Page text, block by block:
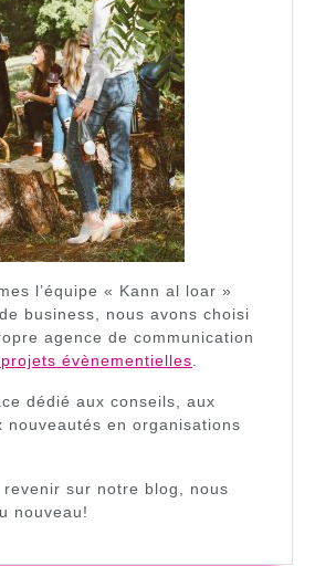
l’équipe « Kann al loar »
business, nous avons choisi
agence de communication
évènementielles
dédié aux conseils, aux
nouveautés en organisations
revenir sur notre blog, nous
nouveau!